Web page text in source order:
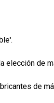
elección de
de